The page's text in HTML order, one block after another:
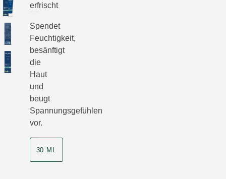
erfrischt
Spendet
Feuchtigkeit,
besänftigt
die
Haut
und
beugt
Spannungsgefühlen
vor.
30 ML